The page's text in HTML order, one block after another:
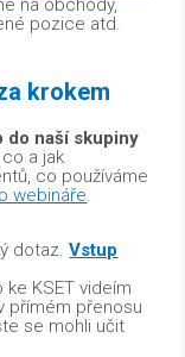
pozice atd.
krokem
do naší skupiny
a jak
co používáme
webináře
dotaz.Vstup
KSET videím
přímém přenosu
se mohli učit